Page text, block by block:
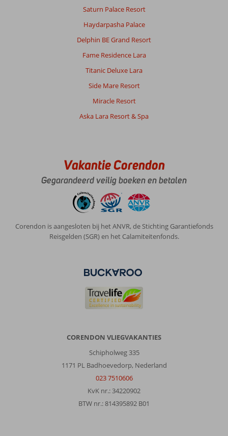
Saturn Palace Resort
Haydarpasha Palace
Delphin BE Grand Resort
Fame Residence Lara
Titanic Deluxe Lara
Side Mare Resort
Miracle Resort
Aska Lara Resort & Spa
Vakantie Corendon
Gegarandeerd veilig boeken en betalen
Corendon is aangesloten bij het ANVR, de Stichting Garantiefonds
Reisgelden (SGR) en het Calamiteitenfonds.
CORENDON VLIEGVAKANTIES
Schipholweg 335
1171 PL Badhoevedorp, Nederland
023 7510606
KvK nr.: 34220902
BTW nr.: 814395892 B01